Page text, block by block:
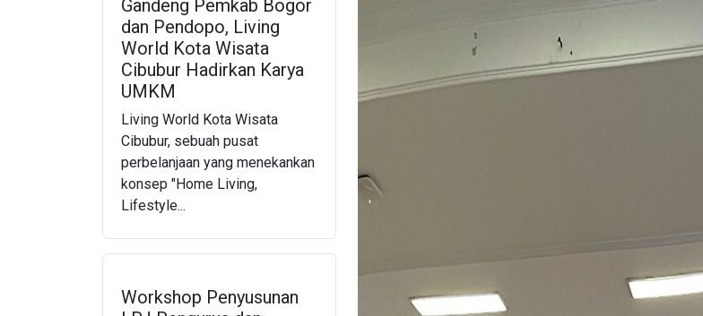
Gandeng Pemkab Bogor
dan Pendopo, Living
World Kota Wisata
Cibubur Hadirkan Karya
UMKM
Living World Kota Wisata
Cibubur, sebuah pusat
perbelanjaan yang menekankan
konsep "Home Living,
Lifestyle...
Workshop Penyusunan